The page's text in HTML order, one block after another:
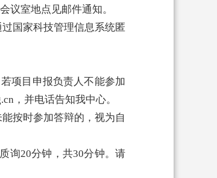
议室地点见邮件通知。
国家科技管理信息系统匿
项目申报负责人不能参加
，并电话告知我中心。
按时参加答辩的，视为自
询20分钟，共30分钟。请